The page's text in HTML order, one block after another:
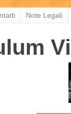
Note Legali